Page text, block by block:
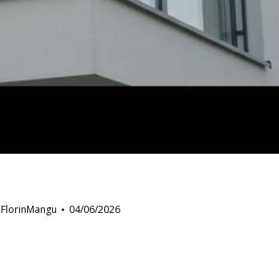
FlorinMangu 04/06/2026